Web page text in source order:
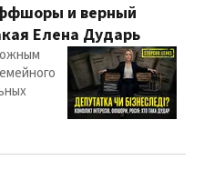
и верный
Елена Дударь